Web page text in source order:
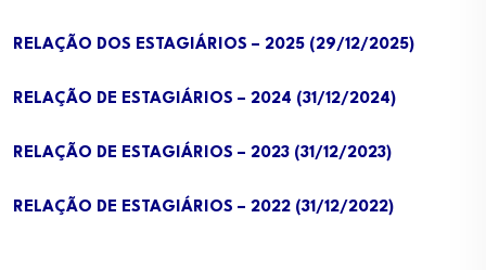
RELAÇÃO DOS ESTAGIÁRIOS – 2025 (29/12/2025)
RELAÇÃO DE ESTAGIÁRIOS – 2024 (31/12/2024)
RELAÇÃO DE ESTAGIÁRIOS – 2023 (31/12/2023)
RELAÇÃO DE ESTAGIÁRIOS – 2022 (31/12/2022)